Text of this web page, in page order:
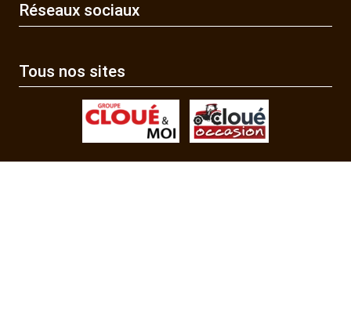
Réseaux sociaux
Tous nos sites